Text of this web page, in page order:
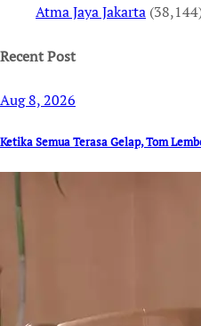
Atma Jaya Jakarta
Recent Post
Aug 8, 2026
Ketika Semua Terasa Gelap, Tom